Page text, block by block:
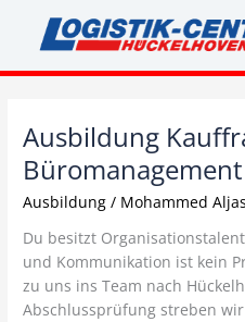
springen
Ausbildung
Ausbildung / Mohammed
Du besitzt
und Kommunikation ist kein
zu uns ins Team nach
Abschlussprüfung streben
Ausbildung
Kauffrau/-
mann
für
Büromanagement
(w/m/d)